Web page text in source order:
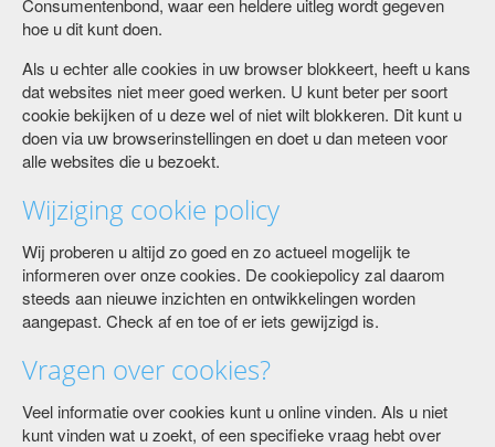
Consumentenbond, waar een heldere uitleg wordt gegeven
hoe u dit kunt doen.
Als u echter alle cookies in uw browser blokkeert, heeft u kans
dat websites niet meer goed werken. U kunt beter per soort
cookie bekijken of u deze wel of niet wilt blokkeren. Dit kunt u
doen via uw browserinstellingen en doet u dan meteen voor
alle websites die u bezoekt.
Wijziging cookie policy
Wij proberen u altijd zo goed en zo actueel mogelijk te
informeren over onze cookies. De cookiepolicy zal daarom
steeds aan nieuwe inzichten en ontwikkelingen worden
aangepast. Check af en toe of er iets gewijzigd is.
Vragen over cookies?
Veel informatie over cookies kunt u online vinden. Als u niet
kunt vinden wat u zoekt, of een specifieke vraag hebt over